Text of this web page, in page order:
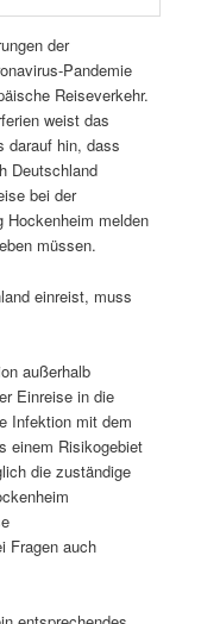
der
Pandemie
Reiseverkehr.
weist das
darauf hin, dass
Deutschland
bei der
Hockenheim melden
müssen.
einreist, muss
außerhalb
Einreise in die
Infektion mit dem
einem Risikogebiet
die zuständige
Fragen auch